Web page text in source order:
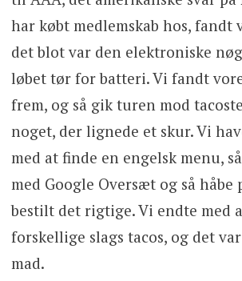
har købt medlemskab hos, fandt
det blot var den elektroniske
løbet tør for batteri. Vi fandt
frem, og så gik turen mod
noget, der lignede et skur. Vi
med at finde en engelsk menu,
med Google Oversæt og så håbe
bestilt det rigtige. Vi endte med
forskellige slags tacos, og det
mad.